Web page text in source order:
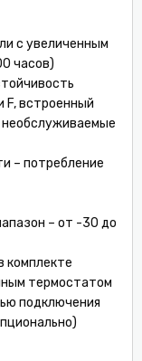
с увеличенным
часов)
F, встроенный
необслуживаемые
– потребление
– от -30 до
комплекте
термостатом
подключения